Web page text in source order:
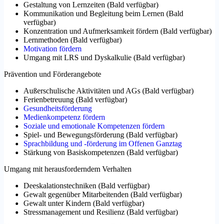
Gestaltung von Lernzeiten (Bald verfügbar)
Kommunikation und Begleitung beim Lernen (Bald
verfügbar)
Konzentration und Aufmerksamkeit fördern (Bald verfügbar)
Lernmethoden (Bald verfügbar)
Motivation fördern
Umgang mit LRS und Dyskalkulie (Bald verfügbar)
Prävention und Förderangebote
Außerschulische Aktivitäten und AGs (Bald verfügbar)
Ferienbetreuung (Bald verfügbar)
Gesundheitsförderung
Medienkompetenz fördern
Soziale und emotionale Kompetenzen fördern
Spiel- und Bewegungsförderung (Bald verfügbar)
Sprachbildung und -förderung im Offenen Ganztag
Stärkung von Basiskompetenzen (Bald verfügbar)
Umgang mit herausforderndem Verhalten
Deeskalationstechniken (Bald verfügbar)
Gewalt gegenüber Mitarbeitenden (Bald verfügbar)
Gewalt unter Kindern (Bald verfügbar)
Stressmanagement und Resilienz (Bald verfügbar)